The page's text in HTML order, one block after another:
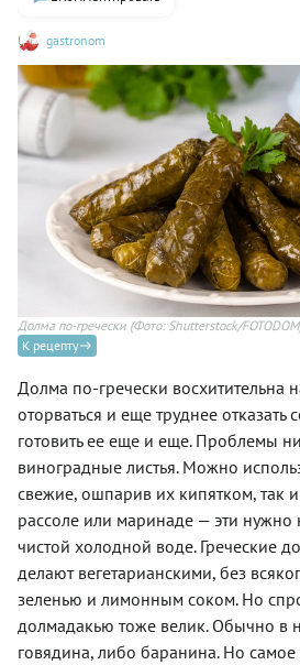
gastronom
Долма по-гречески (Фото: Shutterstock/
К рецепту
Долма по-гречески восхитительна
оторваться и еще труднее отказать
готовить ее еще и еще. Проблемы
виноградные листья. Можно
свежие, ошпарив их кипятком, так
рассоле или маринаде — эти нужно
чистой холодной воде. Греческие
делают вегетарианскими, без
зеленью и лимонным соком. Но
долмадакью тоже велик. Обычно в
говядина, либо баранина. Но самое